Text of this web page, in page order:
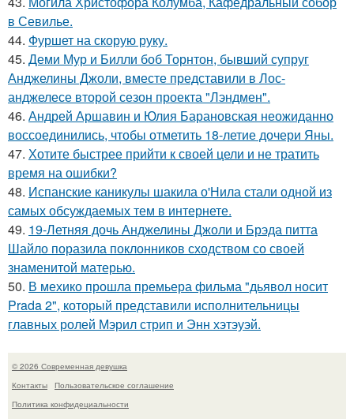
в Севилье.
44. Фуршет на скорую руку.
45. Деми Мур и Билли боб Торнтон, бывший супруг
Анджелины Джоли, вместе представили в Лос-
анджелесе второй сезон проекта "Лэндмен".
46. Андрей Аршавин и Юлия Барановская неожиданно
воссоединились, чтобы отметить 18-летие дочери Яны.
47. Хотите быстрее прийти к своей цели и не тратить
время на ошибки?
48. Испанские каникулы шакила о'Нила стали одной из
самых обсуждаемых тем в интернете.
49. 19-Летняя дочь Анджелины Джоли и Брэда питта
Шайло поразила поклонников сходством со своей
знаменитой матерью.
50. В мехико прошла премьера фильма "дьявол носит
Prada 2", который представили исполнительницы
главных ролей Мэрил стрип и Энн хэтэуэй.
© 2026 Современная девушка
Контакты
Пользовательское соглашение
Политика конфидециальности